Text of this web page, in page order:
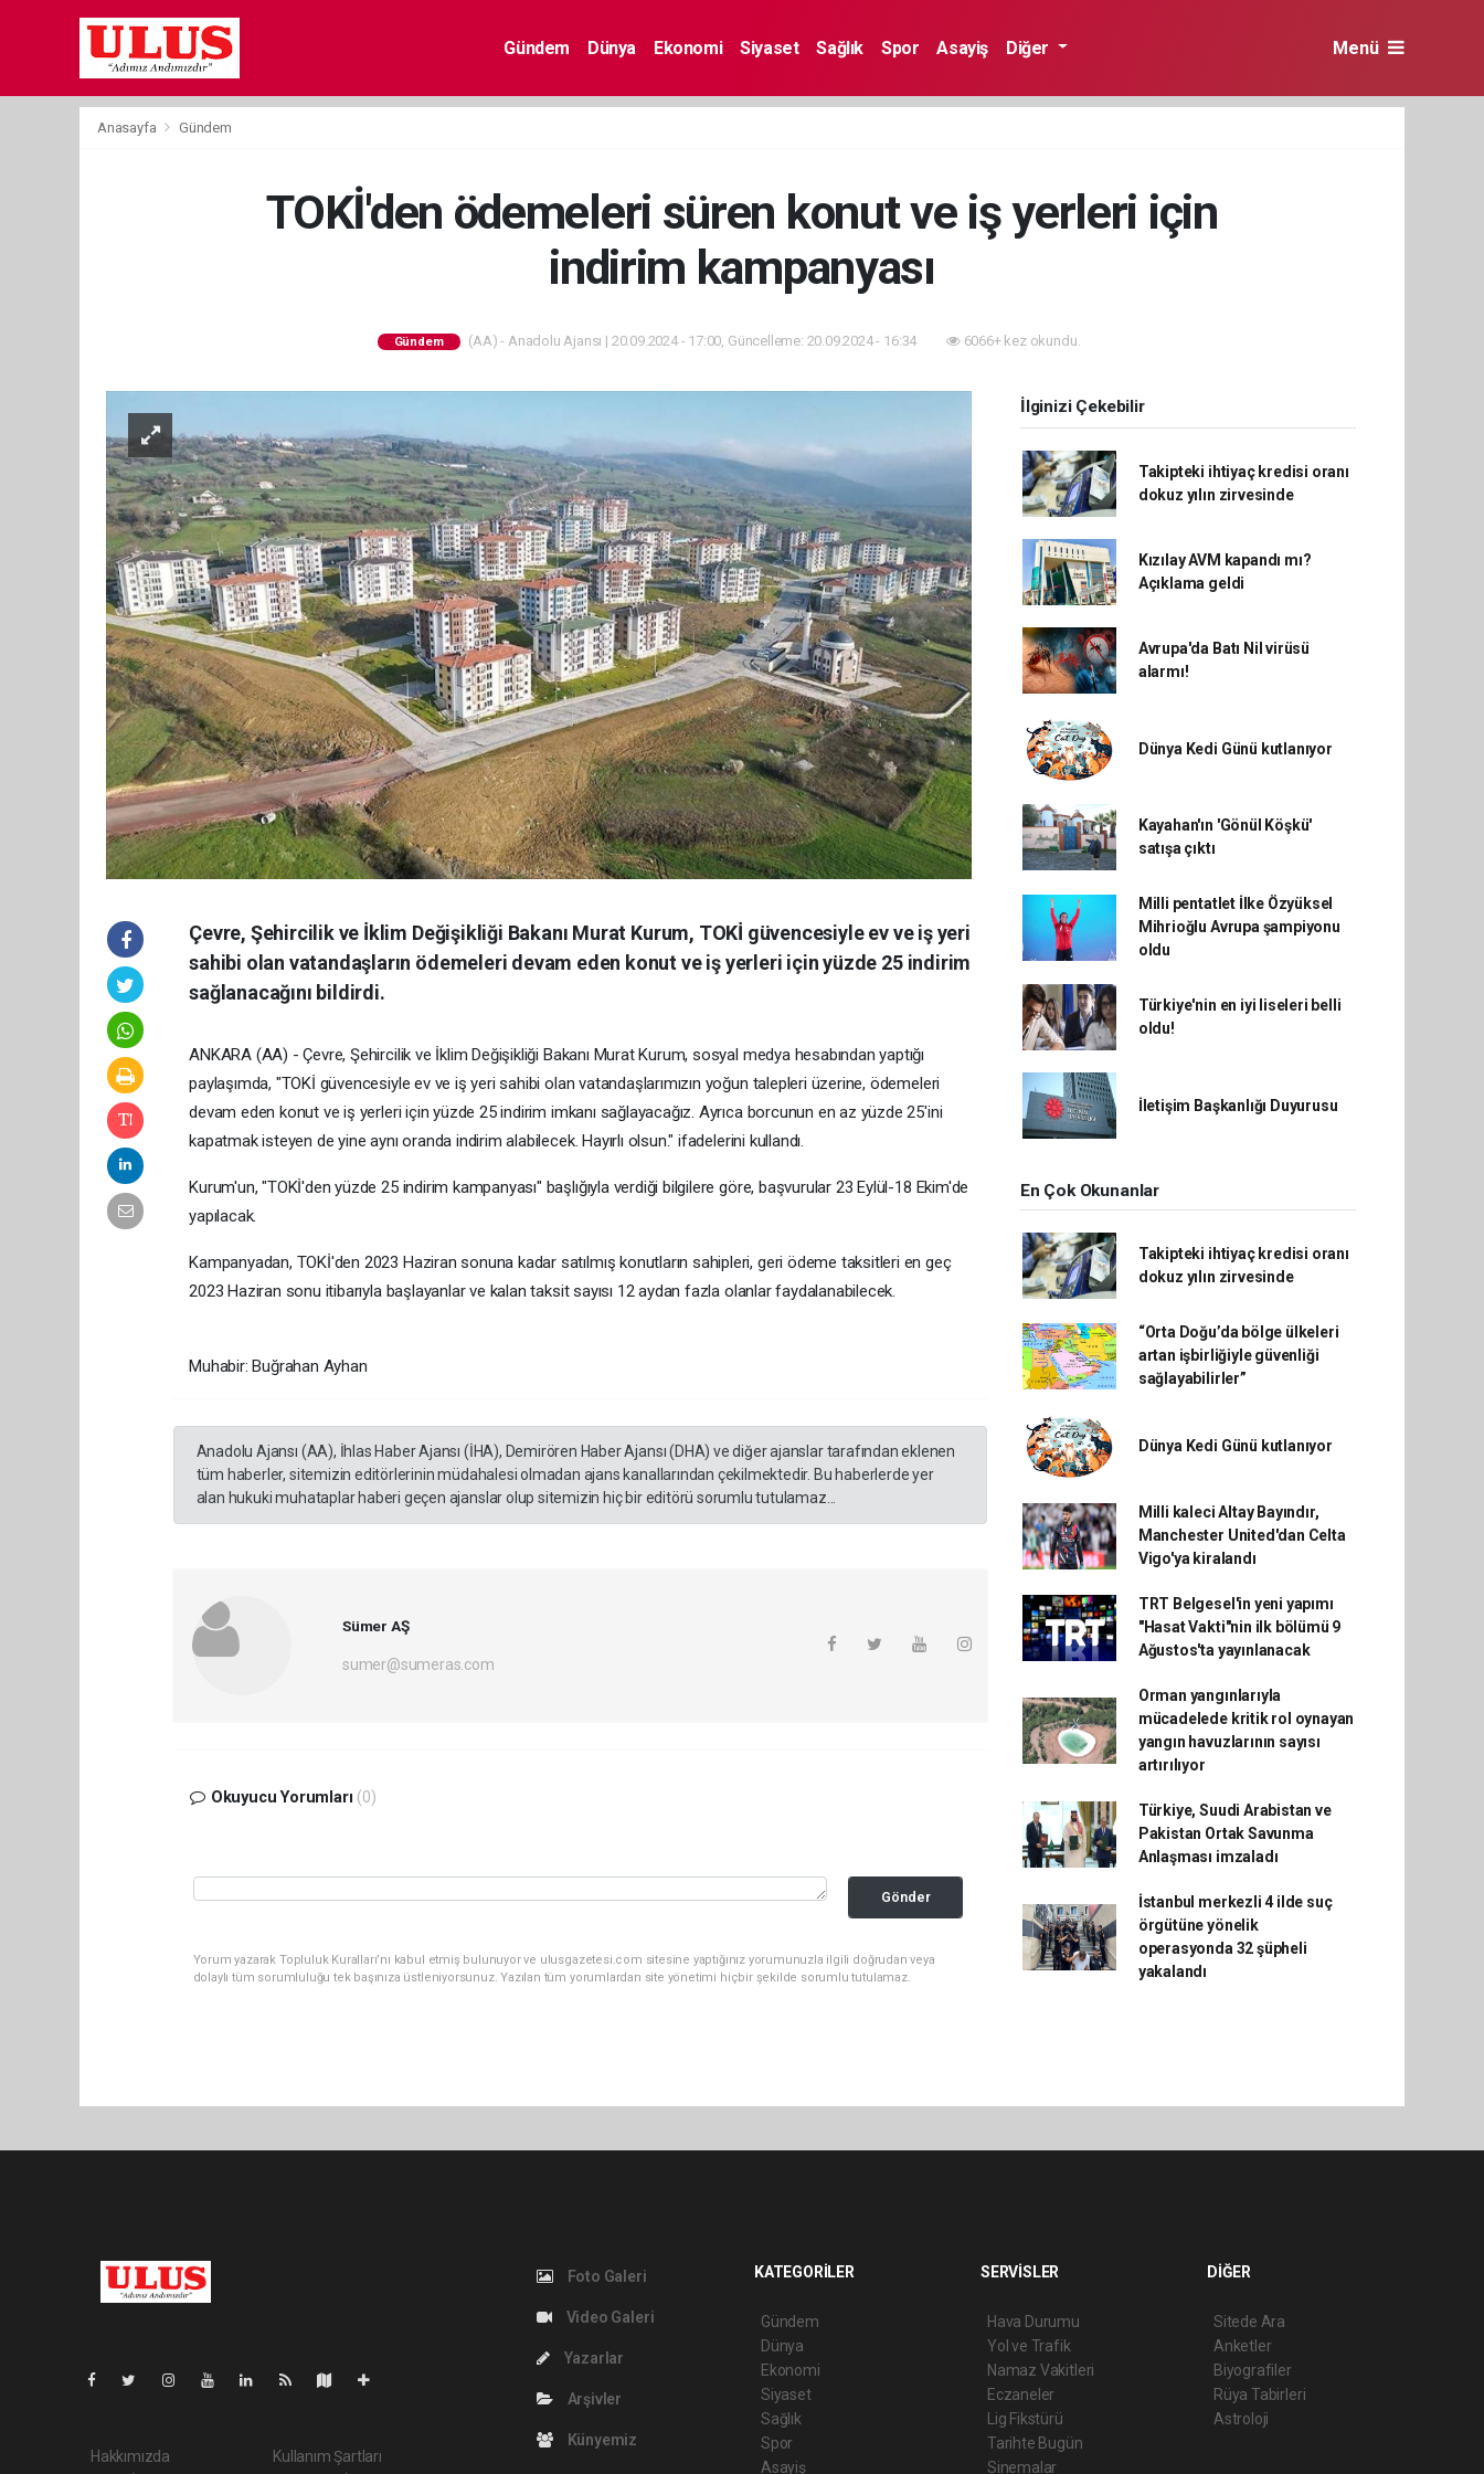
Gündem Dünya Ekonomi Siyaset Sağlık Spor Asayiş Diğer Menü
Anasayfa Gündem
TOKİ'den ödemeleri süren konut ve iş yerleri için
indirim kampanyası
Gündem (AA) - Anadolu Ajansı | 20.09.2024 - 17:00, Güncelleme: 20.09.2024 - 16:34 6066+ kez okundu.
Çevre, Şehircilik ve İklim Değişikliği Bakanı Murat Kurum, TOKİ güvencesiyle ev ve iş yeri
sahibi olan vatandaşların ödemeleri devam eden konut ve iş yerleri için yüzde 25 indirim
sağlanacağını bildirdi.
ANKARA (AA) - Çevre, Şehircilik ve İklim Değişikliği Bakanı Murat Kurum, sosyal medya hesabından yaptığı
paylaşımda, "TOKİ güvencesiyle ev ve iş yeri sahibi olan vatandaşlarımızın yoğun talepleri üzerine, ödemeleri
devam eden konut ve iş yerleri için yüzde 25 indirim imkanı sağlayacağız. Ayrıca borcunun en az yüzde 25'ini
kapatmak isteyen de yine aynı oranda indirim alabilecek. Hayırlı olsun." ifadelerini kullandı.
Kurum'un, "TOKİ'den yüzde 25 indirim kampanyası" başlığıyla verdiği bilgilere göre, başvurular 23 Eylül-18 Ekim'de
yapılacak.
Kampanyadan, TOKİ'den 2023 Haziran sonuna kadar satılmış konutların sahipleri, geri ödeme taksitleri en geç
2023 Haziran sonu itibarıyla başlayanlar ve kalan taksit sayısı 12 aydan fazla olanlar faydalanabilecek.
Muhabir: Buğrahan Ayhan
Anadolu Ajansı (AA), İhlas Haber Ajansı (İHA), Demirören Haber Ajansı (DHA) ve diğer ajanslar tarafından eklenen
tüm haberler, sitemizin editörlerinin müdahalesi olmadan ajans kanallarından çekilmektedir. Bu haberlerde yer
alan hukuki muhataplar haberi geçen ajanslar olup sitemizin hiç bir editörü sorumlu tutulamaz...
Sümer AŞ
sumer@sumeras.com
Okuyucu Yorumları (0)
Gönder
Yorum yazarak Topluluk Kuralları’nı kabul etmiş bulunuyor ve ulusgazetesi.com sitesine yaptığınız yorumunuzla ilgili doğrudan veya
dolaylı tüm sorumluluğu tek başınıza üstleniyorsunuz. Yazılan tüm yorumlardan site yönetimi hiçbir şekilde sorumlu tutulamaz.
İlginizi Çekebilir
Takipteki ihtiyaç kredisi oranı
dokuz yılın zirvesinde
Kızılay AVM kapandı mı?
Açıklama geldi
Avrupa'da Batı Nil virüsü
alarmı!
Dünya Kedi Günü kutlanıyor
Kayahan'ın 'Gönül Köşkü'
satışa çıktı
Milli pentatlet İlke Özyüksel
Mihrioğlu Avrupa şampiyonu
oldu
Türkiye'nin en iyi liseleri belli
oldu!
İletişim Başkanlığı Duyurusu
En Çok Okunanlar
Takipteki ihtiyaç kredisi oranı
dokuz yılın zirvesinde
“Orta Doğu’da bölge ülkeleri
artan işbirliğiyle güvenliği
sağlayabilirler”
Dünya Kedi Günü kutlanıyor
Milli kaleci Altay Bayındır,
Manchester United'dan Celta
Vigo'ya kiralandı
TRT Belgesel'in yeni yapımı
"Hasat Vakti"nin ilk bölümü 9
Ağustos'ta yayınlanacak
Orman yangınlarıyla
mücadelede kritik rol oynayan
yangın havuzlarının sayısı
artırılıyor
Türkiye, Suudi Arabistan ve
Pakistan Ortak Savunma
Anlaşması imzaladı
İstanbul merkezli 4 ilde suç
örgütüne yönelik
operasyonda 32 şüpheli
yakalandı
Hakkımızda
Kullanım Şartları
Foto Galeri
Video Galeri
Yazarlar
Arşivler
Künyemiz
KATEGORİLER
Gündem
Dünya
Ekonomi
Siyaset
Sağlık
Spor
Asayiş
SERVİSLER
Hava Durumu
Yol ve Trafik
Namaz Vakitleri
Eczaneler
Lig Fikstürü
Tarihte Bugün
Sinemalar
DİĞER
Sitede Ara
Anketler
Biyografiler
Rüya Tabirleri
Astroloji